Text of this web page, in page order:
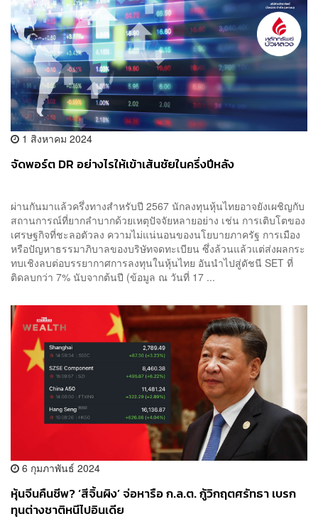
1 สิงหาคม 2024
จัดพอร์ต DR อย่างไรให้เข้าเส้นชัยในครึ่งปีหลัง
ผ่านกันมาแล้วครึ่งทางสำหรับปี 2567 นักลงทุนหุ้นไทยอาจยังเผชิญกับ
สถานการณ์ที่ยากลำบากด้วยเหตุปัจจัยหลายอย่าง เช่น การเติบโตของ
เศรษฐกิจที่ชะลอตัวลง ความไม่แน่นอนของนโยบายภาครัฐ การเมือง
หรือปัญหาธรรมาภิบาลของบริษัทจดทะเบียน ซึ่งล้วนแล้วแต่ส่งผลกระ
ทบเชิงลบต่อบรรยากาศการลงทุนในหุ้นไทย อันนำไปสู่ดัชนี SET ที่
ติดลบกว่า 7% นับจากต้นปี (ข้อมูล ณ วันที่ 17 ...
6 กุมภาพันธ์ 2024
หุ้นจีนคืนชีพ? ‘สีจิ้นผิง’ จ่อหารือ ก.ล.ต. กู้วิกฤตศรัทธา เบรก
ทุนต่างชาติหนีไปอินเดีย